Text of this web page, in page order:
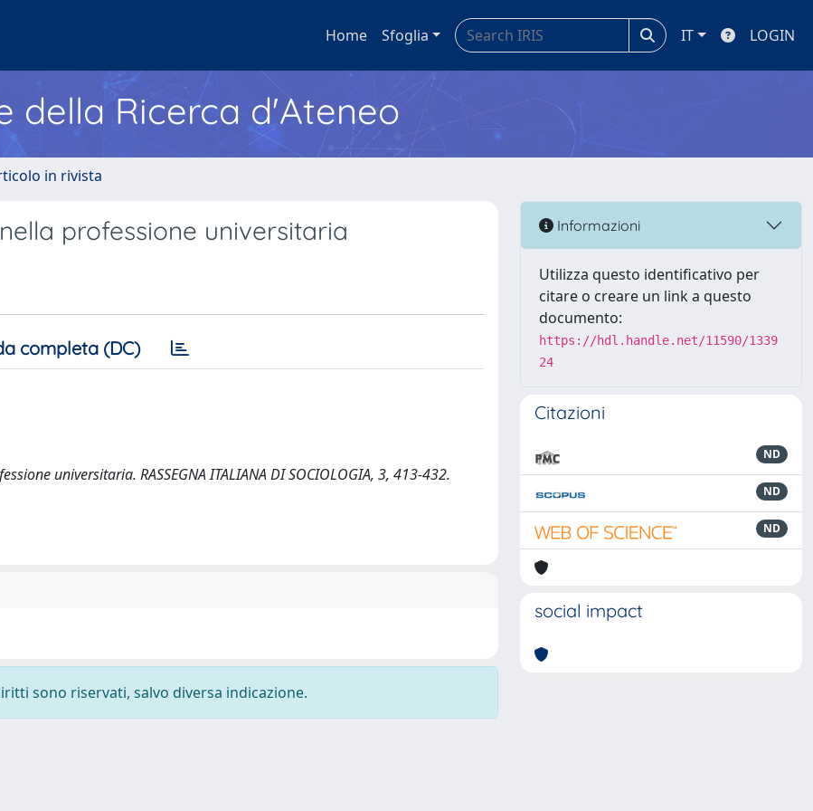
Home Sfoglia IT LOGIN
della Ricerca d'Ateneo
in rivista
professione universitaria
completa (DC)
universitaria. RASSEGNA ITALIANA DI SOCIOLOGIA, 3, 413-432.
sono riservati, salvo diversa indicazione.
Informazioni
Utilizza questo identificativo per
citare o creare un link a questo
documento:
https://hdl.handle.net/11590/1339
24
Citazioni
ND
ND
ND
social impact